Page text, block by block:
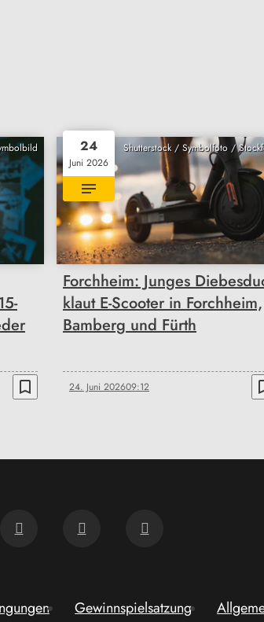
bookmark_border
Shutterstock / Symbolfoto /
24
Juni 2026
Forchheim: Junges
klaut E-Scooter in Forchheim,
Bamberg und Fürth
24. Juni 202609:12
Gewinnspielsatzung